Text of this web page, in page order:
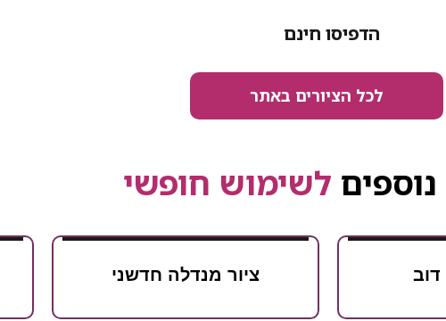
הדפיסו חינם
לכל הציורים באתר
נוספים לשימוש חופשי
דוב ציור מנדלה חדשני